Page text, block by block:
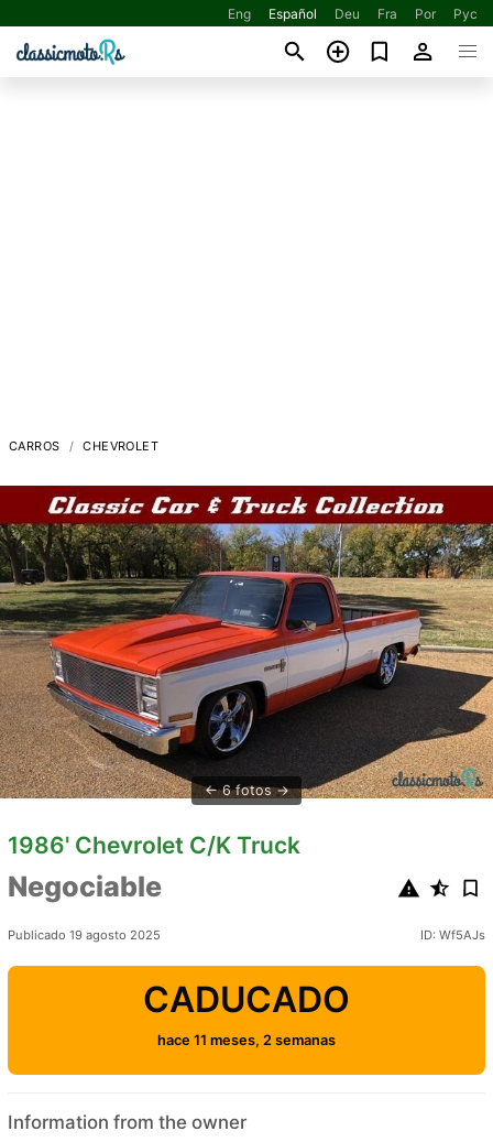
Eng Español Deu Fra Por Рус
CARROS CHEVROLET
6 fotos
1986' Chevrolet C/K Truck
Negociable
Publicado 19 agosto 2025 ID: Wf5AJs
CADUCADO
hace 11 meses, 2 semanas
Information from the owner